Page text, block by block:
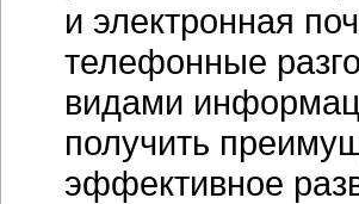
и электронная
телефонные
видами
получить
эффективное